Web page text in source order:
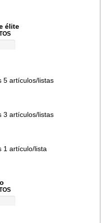
élite
5 artículos/listas
3 artículos/listas
1 artículo/lista